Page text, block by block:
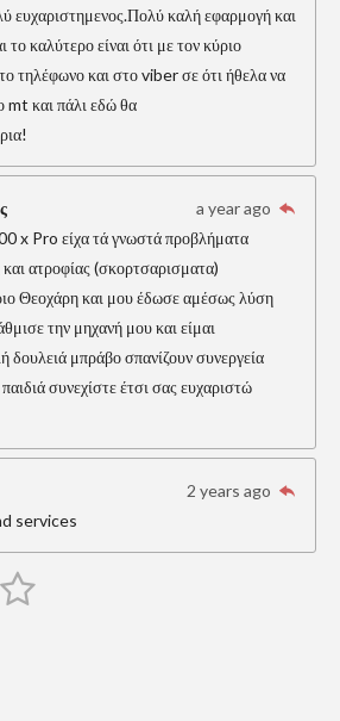
ευχαριστημενος.Πολύ καλή εφαρμογή και
το καλύτερο είναι ότι με τον κύριο
τηλέφωνο και στο viber σε ότι ήθελα να
και πάλι εδώ θα
a year ago
x Pro είχα τά γνωστά προβλήματα
ατροφίας (σκορτσαρισματα)
Θεοχάρη και μου έδωσε αμέσως λύση
την μηχανή μου και είμαι
δουλειά μπράβο σπανίζουν συνεργεία
συνεχίστε έτσι σας ευχαριστώ
2 years ago
services
5